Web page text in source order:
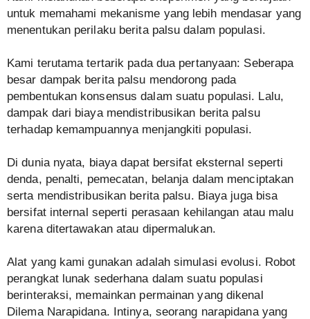
untuk memahami mekanisme yang lebih mendasar yang
menentukan perilaku berita palsu dalam populasi.
Kami terutama tertarik pada dua pertanyaan: Seberapa
besar dampak berita palsu mendorong pada
pembentukan konsensus dalam suatu populasi. Lalu,
dampak dari biaya mendistribusikan berita palsu
terhadap kemampuannya menjangkiti populasi.
Di dunia nyata, biaya dapat bersifat eksternal seperti
denda, penalti, pemecatan, belanja dalam menciptakan
serta mendistribusikan berita palsu. Biaya juga bisa
bersifat internal seperti perasaan kehilangan atau malu
karena ditertawakan atau dipermalukan.
Alat yang kami gunakan adalah simulasi evolusi. Robot
perangkat lunak sederhana dalam suatu populasi
berinteraksi, memainkan permainan yang dikenal
Dilema Narapidana. Intinya, seorang narapidana yang